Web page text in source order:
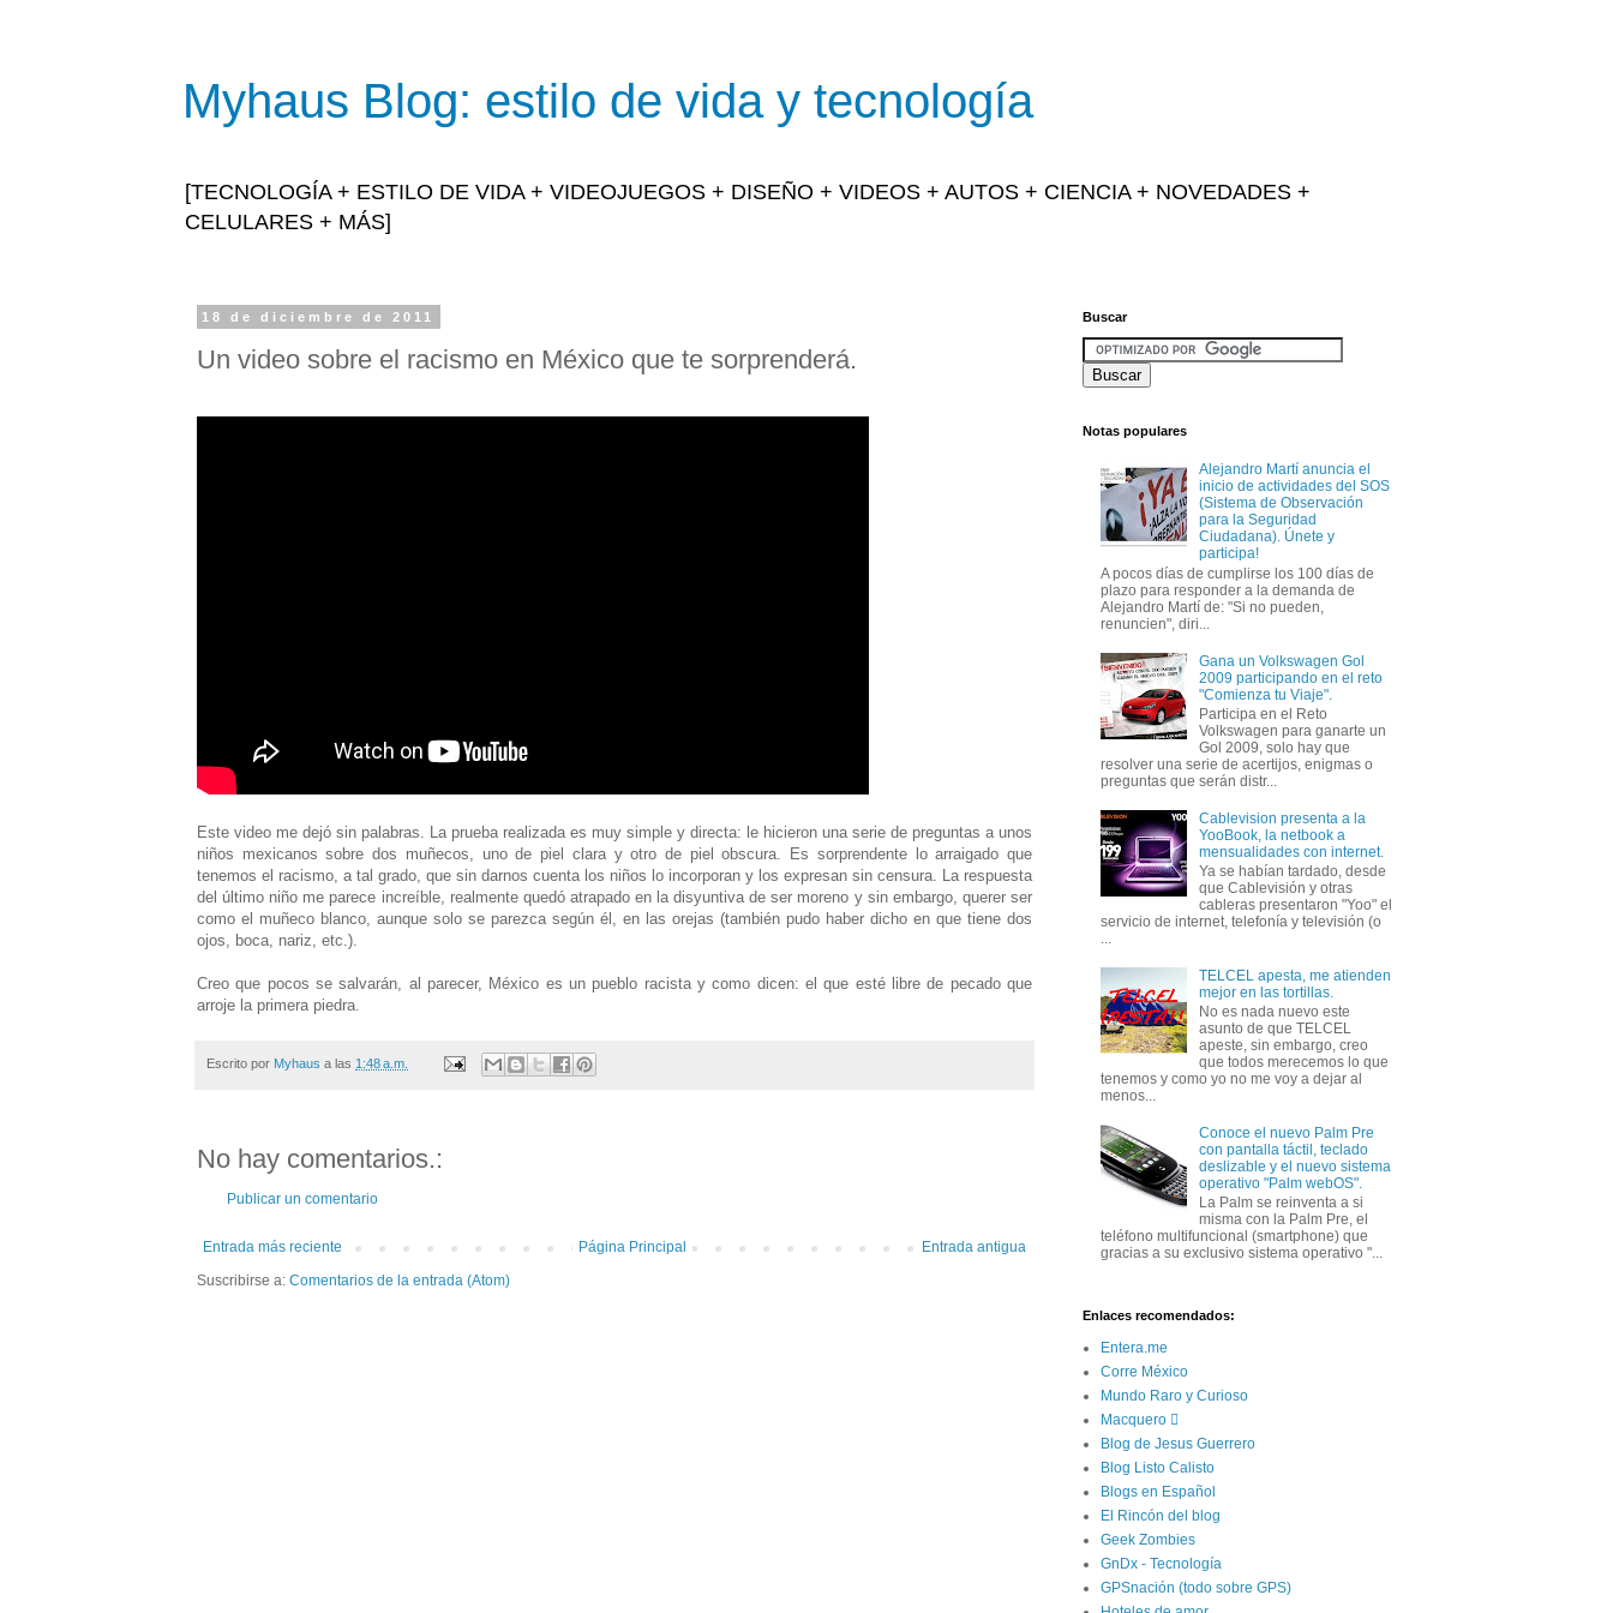
Myhaus Blog: estilo de vida y tecnología
[TECNOLOGÍA + ESTILO DE VIDA + VIDEOJUEGOS + DISEÑO + VIDEOS + AUTOS + CIENCIA + NOVEDADES +
CELULARES + MÁS]
18 de diciembre de 2011
Un video sobre el racismo en México que te sorprenderá.
Este video me dejó sin palabras. La prueba realizada es muy simple y directa: le hicieron una serie de preguntas a unos
niños mexicanos sobre dos muñecos, uno de piel clara y otro de piel obscura. Es sorprendente lo arraigado que
tenemos el racismo, a tal grado, que sin darnos cuenta los niños lo incorporan y los expresan sin censura. La respuesta
del último niño me parece increíble, realmente quedó atrapado en la disyuntiva de ser moreno y sin embargo, querer ser
como el muñeco blanco, aunque solo se parezca según él, en las orejas (también pudo haber dicho en que tiene dos
ojos, boca, nariz, etc.).
Creo que pocos se salvarán, al parecer, México es un pueblo racista y como dicen: el que esté libre de pecado que
arroje la primera piedra.
Escrito por Myhaus a las 1:48 a.m.
No hay comentarios.:
Publicar un comentario
Entrada más reciente Entrada antigua
Página Principal
Suscribirse a: Comentarios de la entrada (Atom)
Buscar
Notas populares
Alejandro Martí anuncia el
inicio de actividades del SOS
(Sistema de Observación
para la Seguridad
Ciudadana). Únete y
participa!
A pocos días de cumplirse los 100 días de
plazo para responder a la demanda de
Alejandro Martí de: "Si no pueden,
renuncien", diri...
Gana un Volkswagen Gol
2009 participando en el reto
"Comienza tu Viaje".
Participa en el Reto
Volkswagen para ganarte un
Gol 2009, solo hay que
resolver una serie de acertijos, enigmas o
preguntas que serán distr...
Cablevision presenta a la
YooBook, la netbook a
mensualidades con internet.
Ya se habían tardado, desde
que Cablevisión y otras
cableras presentaron "Yoo" el
servicio de internet, telefonía y televisión (o
...
TELCEL apesta, me atienden
mejor en las tortillas.
No es nada nuevo este
asunto de que TELCEL
apeste, sin embargo, creo
que todos merecemos lo que
tenemos y como yo no me voy a dejar al
menos...
Conoce el nuevo Palm Pre
con pantalla táctil, teclado
deslizable y el nuevo sistema
operativo "Palm webOS".
La Palm se reinventa a si
misma con la Palm Pre, el
teléfono multifuncional (smartphone) que
gracias a su exclusivo sistema operativo "...
Enlaces recomendados:
Entera.me
Corre México
Mundo Raro y Curioso
Macquero 
Blog de Jesus Guerrero
Blog Listo Calisto
Blogs en Español
El Rincón del blog
Geek Zombies
GnDx - Tecnología
GPSnación (todo sobre GPS)